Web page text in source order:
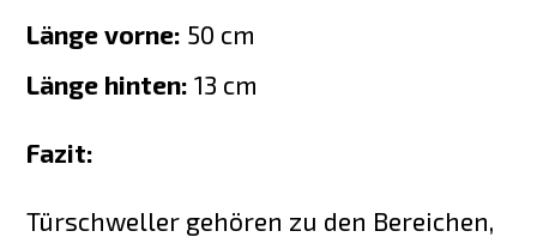
Länge vorne: 50 cm
Länge hinten: 13 cm
Fazit:
Türschweller gehören zu den Bereichen,